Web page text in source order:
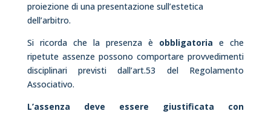
proiezione di una presentazione sull’estetica
dell’arbitro.
Si ricorda che la presenza è obbligatoria e che
ripetute assenze possono comportare provvedimenti
disciplinari previsti dall’art.53 del Regolamento
Associativo.
L’assenza deve essere giustificata con